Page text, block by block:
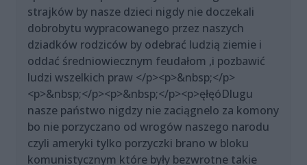
strajków by nasze dzieci nigdy nie doczekali
dobrobytu wypracowanego przez naszych
dziadków rodziców by odebrać ludzią ziemie i
oddać średniowiecznym feudałom ,i pozbawić
ludzi wszelkich praw </p><p>&nbsp;</p>
<p>&nbsp;</p><p>&nbsp;</p><p>ęłęóDlugu
nasze państwo nigdzy nie zaciągnelo za komony
bo nie porzyczano od wrogów naszego narodu
czyli ameryki tylko porzyczki brano w bloku
komunistycznym które były bezwrotne takie